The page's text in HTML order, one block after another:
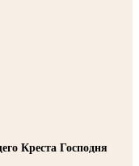
Креста Господня